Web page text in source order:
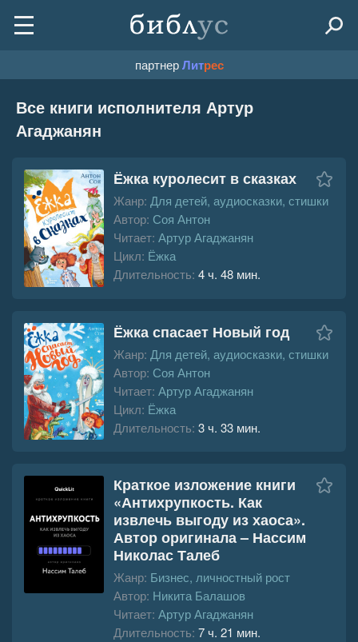
партнерЛитрес
Все книги исполнителя Артур
Агаджанян
Ёжка куролесит в сказках
Жанр: Для детей, аудиосказки, стишки
Автор: Соя Антон
Читает: Артур Агаджанян
Цикл: Ёжка
Длительность: 4 ч. 48 мин.
Ёжка спасает Новый год
Жанр: Для детей, аудиосказки, стишки
Автор: Соя Антон
Читает: Артур Агаджанян
Цикл: Ёжка
Длительность: 3 ч. 33 мин.
Краткое изложение книги
«Антихрупкость. Как
извлечь выгоду из хаоса».
Автор оригинала – Нассим
Николас Талеб
Жанр: Бизнес, личностный рост
Автор: Никита Балашов
Читает: Артур Агаджанян
Длительность: 7 ч. 21 мин.